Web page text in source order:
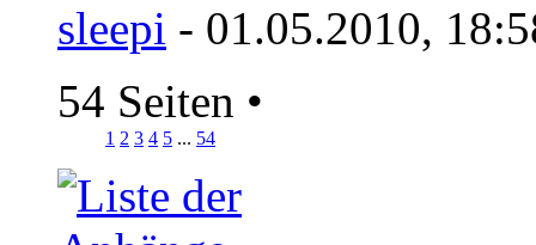
sleepi - 01.05.2010,
54 Seiten •
1 2 3 4 5 ... 54